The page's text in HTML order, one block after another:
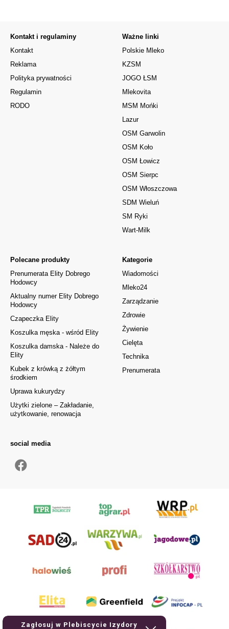
Zagłosuj w Plebiscycie Izydory
Kontakt i regulaminy
Kontakt
Reklama
Polityka prywatności
Regulamin
RODO
Kategorie
Wiadomości
Mleko24
Zarządzanie
Zdrowie
Żywienie
Cielęta
Technika
Prenumerata
Polecane produkty
Prenumerata Elity Dobrego
Hodowcy
Aktualny numer Elity Dobrego
Hodowcy
Czapeczka Elity
Koszulka męska - wśród Elity
Koszulka damska - Należe do
Elity
Kubek z krówką z żółtym
środkiem
Uprawa kukurydzy
Użytki zielone – Zakładanie,
użytkowanie, renowacja
Ważne linki
Polskie Mleko
KZSM
JOGO ŁSM
Mlekovita
MSM Mońki
Lazur
OSM Garwolin
OSM Koło
OSM Łowicz
OSM Sierpc
OSM Włoszczowa
SDM Wieluń
SM Ryki
Wart-Milk
social media